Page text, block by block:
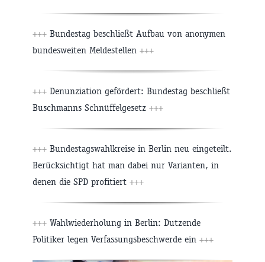
+++ Bundestag beschließt Aufbau von anonymen
bundesweiten Meldestellen +++
+++ Denunziation gefördert: Bundestag beschließt
Buschmanns Schnüffelgesetz +++
+++ Bundestagswahlkreise in Berlin neu eingeteilt.
Berücksichtigt hat man dabei nur Varianten, in
denen die SPD profitiert +++
+++ Wahlwiederholung in Berlin: Dutzende
Politiker legen Verfassungsbeschwerde ein +++